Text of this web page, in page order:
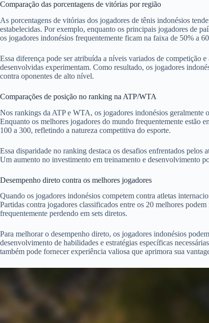
Comparação das porcentagens de vitórias por região
As porcentagens de vitórias dos jogadores de tênis indonésios
estabelecidas. Por exemplo, enquanto os principais jogadores de
os jogadores indonésios frequentemente ficam na faixa de 50% a
Essa diferença pode ser atribuída a níveis variados de competição
desenvolvidas experimentam. Como resultado, os jogadores
contra oponentes de alto nível.
Comparações de posição no ranking na ATP/WTA
Nos rankings da ATP e WTA, os jogadores indonésios geralmente
Enquanto os melhores jogadores do mundo frequentemente estão
100 a 300, refletindo a natureza competitiva do esporte.
Essa disparidade no ranking destaca os desafios enfrentados
Um aumento no investimento em treinamento e desenvolvimento
Desempenho direto contra os melhores jogadores
Quando os jogadores indonésios competem contra atletas
Partidas contra jogadores classificados entre os 20 melhores
frequentemente perdendo em sets diretos.
Para melhorar o desempenho direto, os jogadores indonésios
desenvolvimento de habilidades e estratégias específicas
também pode fornecer experiência valiosa que aprimora sua